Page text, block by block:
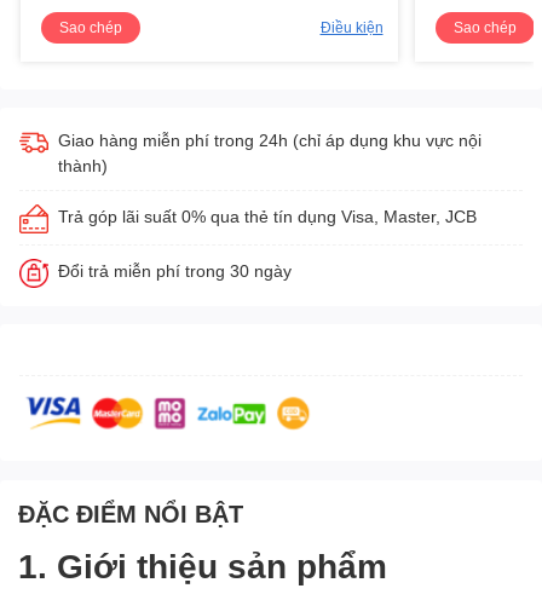
Sao chép Điều kiện Sao chép
Giao hàng miễn phí trong 24h (chỉ áp dụng khu vực nội
thành)
Trả góp lãi suất 0% qua thẻ tín dụng Visa, Master, JCB
Đổi trả miễn phí trong 30 ngày
ĐẶC ĐIỂM NỔI BẬT
1. Giới thiệu sản phẩm